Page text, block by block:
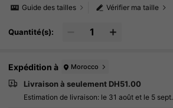
Vérifier ma taille
Guide des tailles
Quantité(s):
Expédition à Morocco
Livraison à seulement DH51.00
Estimation de livraison: le 31 août et le 5 sept.